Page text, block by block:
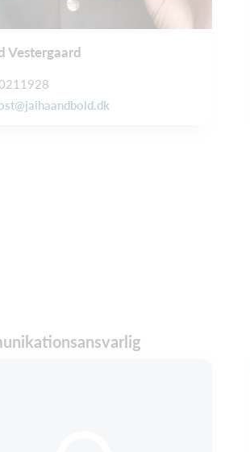
Vestergaard